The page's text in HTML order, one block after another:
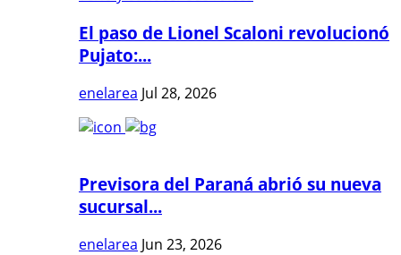
El paso de Lionel Scaloni revolucionó
Pujato:...
enelarea Jul 28, 2026
Previsora del Paraná abrió su nueva
sucursal...
enelarea Jun 23, 2026